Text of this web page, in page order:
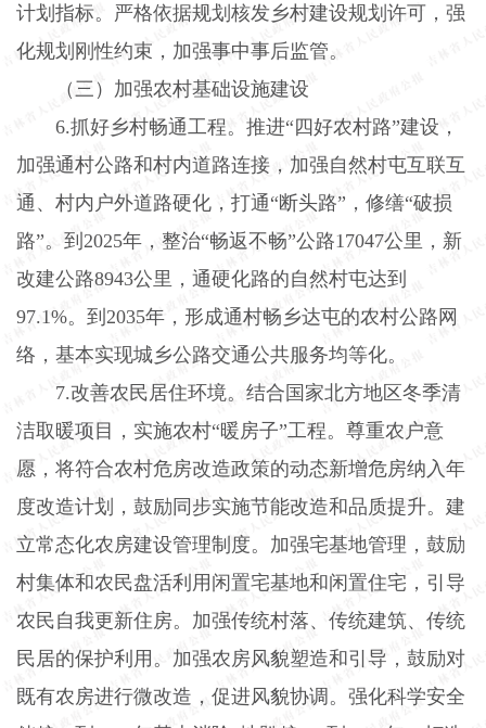
计划指标。严格依据规划核发乡村建设规划许可，强
化规划刚性约束，加强事中事后监管。
（三）加强农村基础设施建设
6.抓好乡村畅通工程。推进“四好农村路”建设，
加强通村公路和村内道路连接，加强自然村屯互联互
通、村内户外道路硬化，打通“断头路”，修缮“破损
路”。到 2025年，整治“畅返不畅”公路17047公里，新
改建公路8943公里，通硬化路的自然村屯达到
97.1%。到 2035年，形成通村畅乡达屯的农村公路网
络，基本实现城乡公路交通公共服务均等化。
7.改善农民居住环境。结合国家北方地区冬季清
洁取暖项目，实施农村“暖房子”工程。尊重农户意
愿，将符合农村危房改造政策的动态新增危房纳入年
度改造计划，鼓励同步实施节能改造和品质提升。建
立常态化农房建设管理制度。加强宅基地管理，鼓励
村集体和农民盘活利用闲置宅基地和闲置住宅，引导
农民自我更新住房。加强传统村落、传统建筑、传统
民居的保护利用。加强农房风貌塑造和引导，鼓励对
既有农房进行微改造，促进风貌协调。强化科学安全